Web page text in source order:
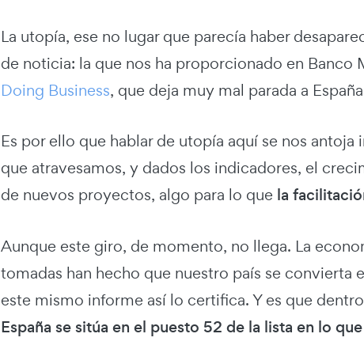
La utopía, ese no lugar que parecía haber
de noticia: la que nos ha proporcionado en
Doing Business, que deja muy mal parada a
Es por ello que hablar de utopía aquí se nos
que atravesamos, y dados los indicadores, el
de nuevos proyectos, algo para lo que la
Aunque este giro, de momento, no llega. La
tomadas han hecho que nuestro país se
este mismo informe así lo certifica. Y es que
España se sitúa en el puesto 52 de la lista en lo